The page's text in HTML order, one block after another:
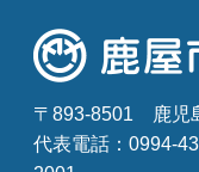
〒893-8501
鹿児
代表電話：0994-